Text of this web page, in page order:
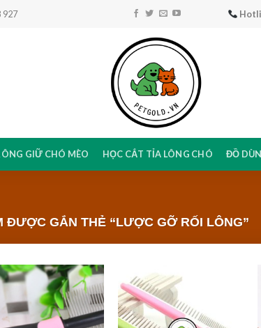
927
GIỮ CHÓ MÈO HỌC CẮT TỈA LÔNG CHÓ ĐỒ
ĐƯỢC GẮN THẺ “LƯỢC GỠ RỐI LÔNG”
Add to
Wishlist